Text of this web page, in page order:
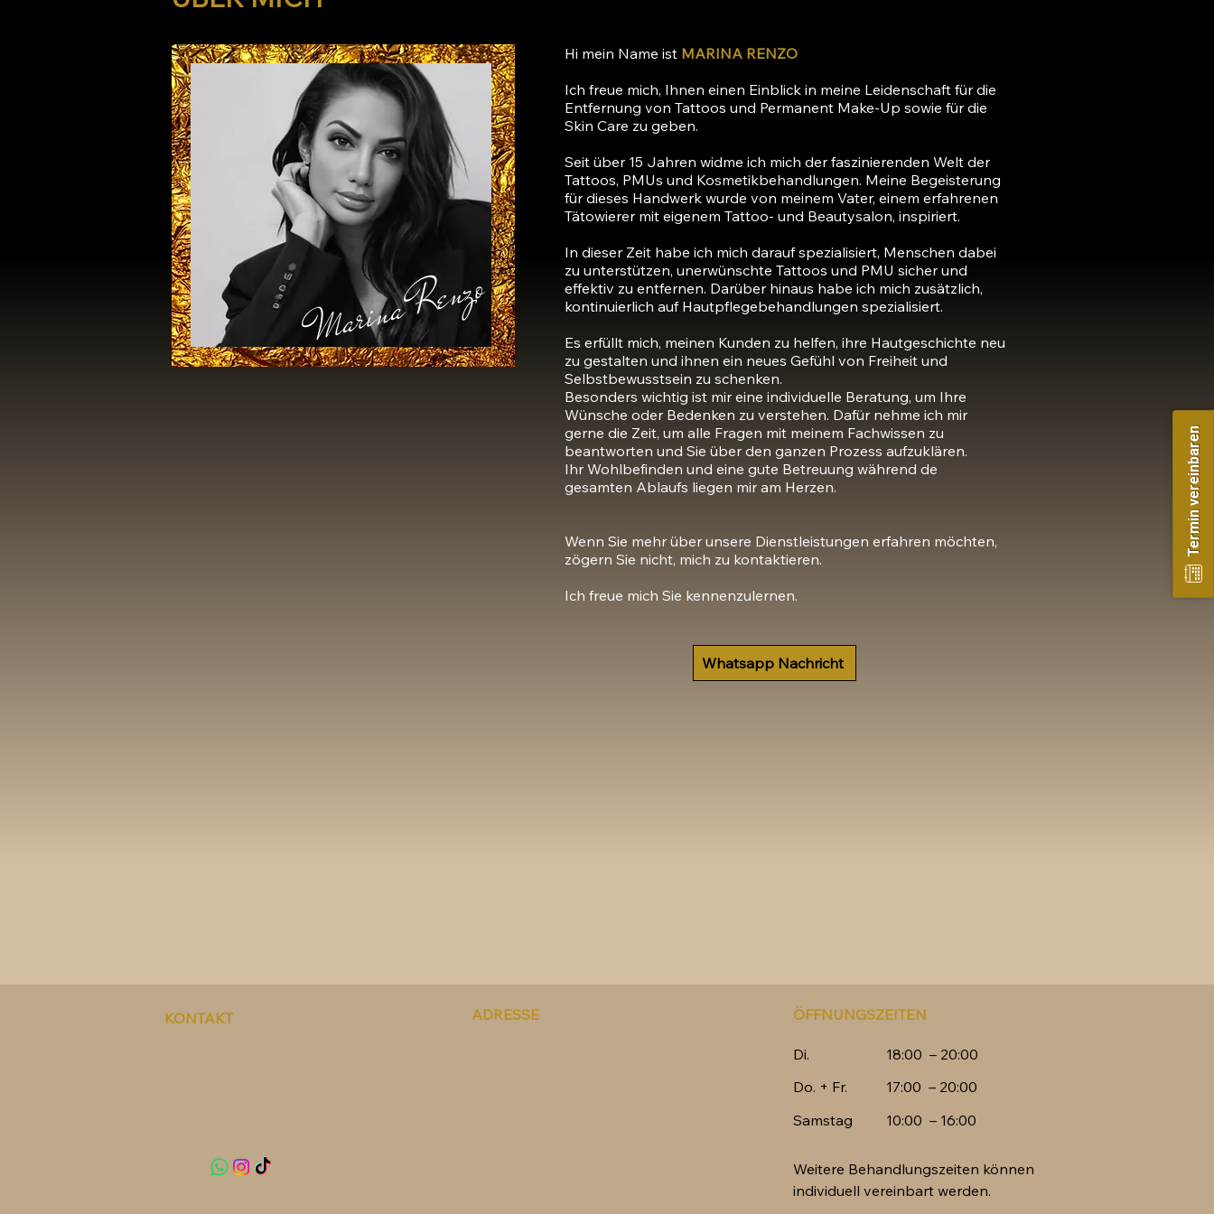
Marina Renzo
Hi mein Name ist MARINA RENZO
Ich freue mich, Ihnen einen Einblick in meine Leidenschaft für die
Entfernung von Tattoos und Permanent Make-Up sowie für die
Skin Care zu geben.
Seit über 15 Jahren widme ich mich der faszinierenden Welt der
Tattoos, PMUs und Kosmetikbehandlungen. Meine Begeisterung
für dieses Handwerk wurde von meinem Vater, einem erfahrenen
Tätowierer mit eigenem Tattoo- und Beautysalon, inspiriert.
In dieser Zeit habe ich mich darauf spezialisiert, Menschen dabei
zu unterstützen, unerwünschte Tattoos und PMU sicher und
effektiv zu entfernen. ​Darüber hinaus habe ich mich zusätzlich,
kontinuierlich auf Hautpflegebehandlungen spezialisiert.
Es erfüllt mich, meinen Kunden zu helfen, ihre Hautgeschichte neu
zu gestalten und ihnen ein neues Gefühl von Freiheit und
Selbstbewusstsein zu schenken.
Besonders wichtig ist mir eine individuelle Beratung, um Ihre
Wünsche oder Bedenken zu verstehen. Dafür nehme ich mir
gerne die Zeit, um alle Fragen mit meinem Fachwissen zu
beantworten und Sie über den ganzen Prozess aufzuklären.
Ihr Wohlbefinden und eine gute Betreuung während de
gesamten Ablaufs liegen mir am Herzen.
Wenn Sie mehr über unsere Dienstleistungen erfahren möchten,
zögern Sie nicht, mich zu kontaktieren.​
Ich freue mich Sie kennenzulernen.
Whatsapp Nachricht
KONTAKT ADRESSE ÖFFNUNGSZEITEN
Di.
18:00 – 20:00
Do. + Fr.
17:00 – 20:00
Samstag
10:00 – 16:00
Weitere Behandlungszeiten können
individuell vereinbart werden.
Termin vereinbaren